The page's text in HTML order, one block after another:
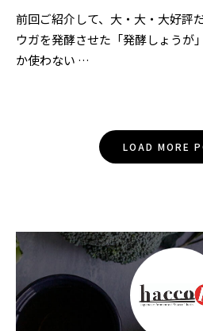
前回ご紹介して、大・大・大好評
ウガを発酵させた「発酵しょうが
か使わない …
Navigation
LOAD MORE